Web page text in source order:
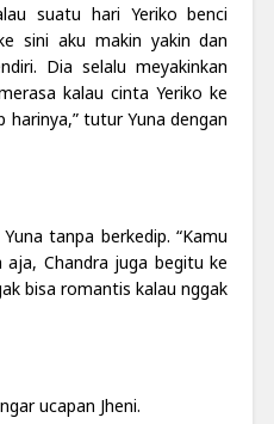
suatu hari Yeriko benci
sini aku makin yakin dan
Dia selalu meyakinkan
kalau cinta Yeriko ke
tutur Yuna dengan
tanpa berkedip. “Kamu
Chandra juga begitu ke
bisa romantis kalau nggak
ucapan Jheni.